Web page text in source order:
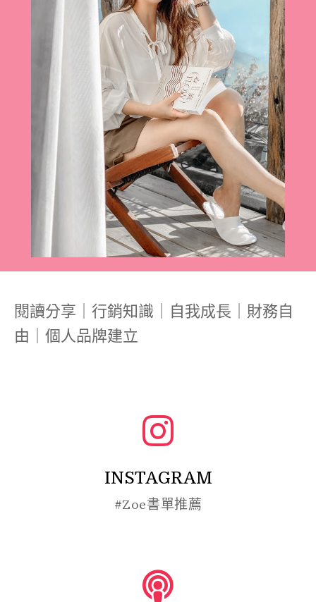
閱讀分享｜行銷知識｜自我成長｜財務自
由｜個人品牌建立
INSTAGRAM
#Zoe書單推薦